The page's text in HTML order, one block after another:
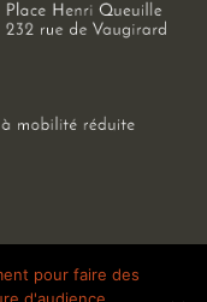
| Mentions légales
pour faire des